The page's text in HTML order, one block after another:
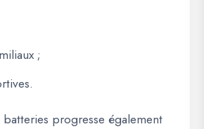
;
batteries progresse également